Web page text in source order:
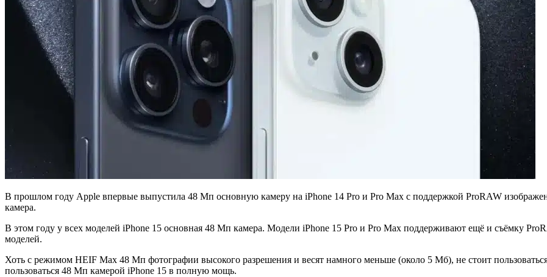
В прошлом году Apple впервые выпустила 48 Мп основную камеру на iPhone 14 Pro и Pro Max с поддержкой ProRAW
камера.
В этом году у всех моделей iPhone 15 основная 48 Мп камера. Модели iPhone 15 Pro и Pro Max поддерживают ещё и съёмку
моделей.
Хоть с режимом HEIF Max 48 Мп фотографии высокого разрешения и весят намного меньше (около 5 Мб), не стоит
пользоваться 48 Мп камерой iPhone 15 в полную мощь.